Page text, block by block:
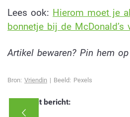
Lees ook: Hierom moet je
bonnetje bij de McDonald’s
Artikel bewaren? Pin hem op
Bron: Vriendin | Beeld: Pexels
Deel dit bericht: